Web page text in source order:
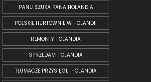
PANU SZUKA PANA HOLANDIA
POLSKIE HURTOWNIE W HOLANDII
REMONTY HOLANDIA
SPRZEDAM HOLANDIA
TŁUMACZE PRZYSIĘGLI HOLANDIA